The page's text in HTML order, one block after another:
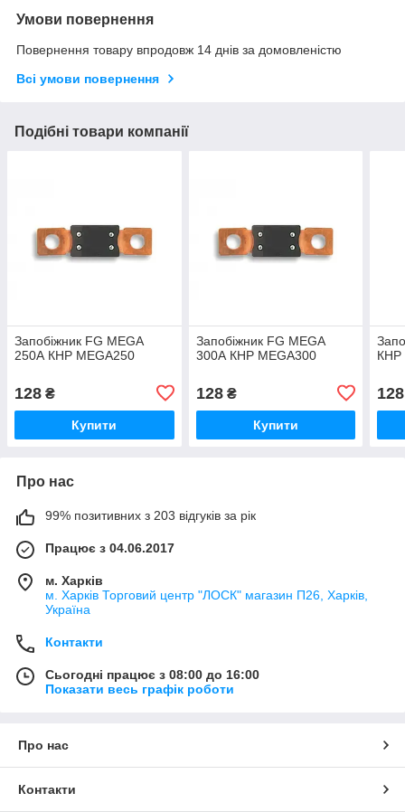
Умови повернення
Повернення товару впродовж 14 днів за домовленістю
Всі умови повернення
Подібні товари компанії
Запобіжник FG MEGA
250А КНР MEGA250
128 ₴
Купити
Запобіжник FG MEGA
300А КНР MEGA300
128₴
Купити
КНР
128
Про нас
99% позитивних з 203 відгуків за рік
Працює з 04.06.2017
м. Харків
м. Харків Торговий центр "ЛОСК" магазин П26, Харків,
Україна
Контакти
Сьогодні працює з 08:00 до 16:00
Показати весь графік роботи
Про нас
Контакти